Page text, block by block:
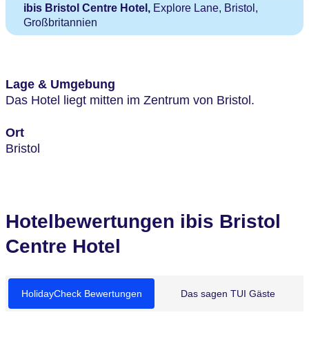
ibis Bristol Centre Hotel,Explore Lane, Bristol,
Großbritannien
Lage & Umgebung
Das Hotel liegt mitten im Zentrum von Bristol.
Ort
Bristol
Hotelbewertungen ibis Bristol
Centre Hotel
HolidayCheck Bewertungen Das sagen TUI Gäste